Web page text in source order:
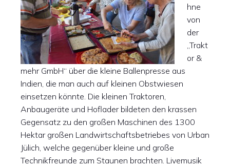
hne
von
der
„Trakt
or &
mehr GmbH“ über die kleine Ballenpresse aus
Indien, die man auch auf kleinen Obstwiesen
einsetzen könnte. Die kleinen Traktoren,
Anbaugeräte und Hoflader bildeten den krassen
Gegensatz zu den großen Maschinen des 1300
Hektar großen Landwirtschaftsbetriebes von Urban
Jülich, welche gegenüber kleine und große
Technikfreunde zum Staunen brachten. Livemusik